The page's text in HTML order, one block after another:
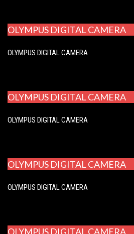
OLYMPUS DIGITAL CAMERA
OLYMPUS DIGITAL CAMERA
OLYMPUS DIGITAL CAMERA
OLYMPUS DIGITAL CAMERA
OLYMPUS DIGITAL CAMERA
OLYMPUS DIGITAL CAMERA
OLYMPUS DIGITAL CAMERA